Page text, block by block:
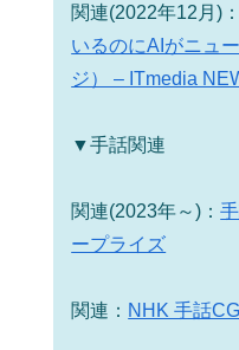
関連(2022年12月)：
いるのにAIがニュ
ジ） – ITmedia
▼手話関連
関連(2023年～)：
ープライズ
関連： NHK 手話